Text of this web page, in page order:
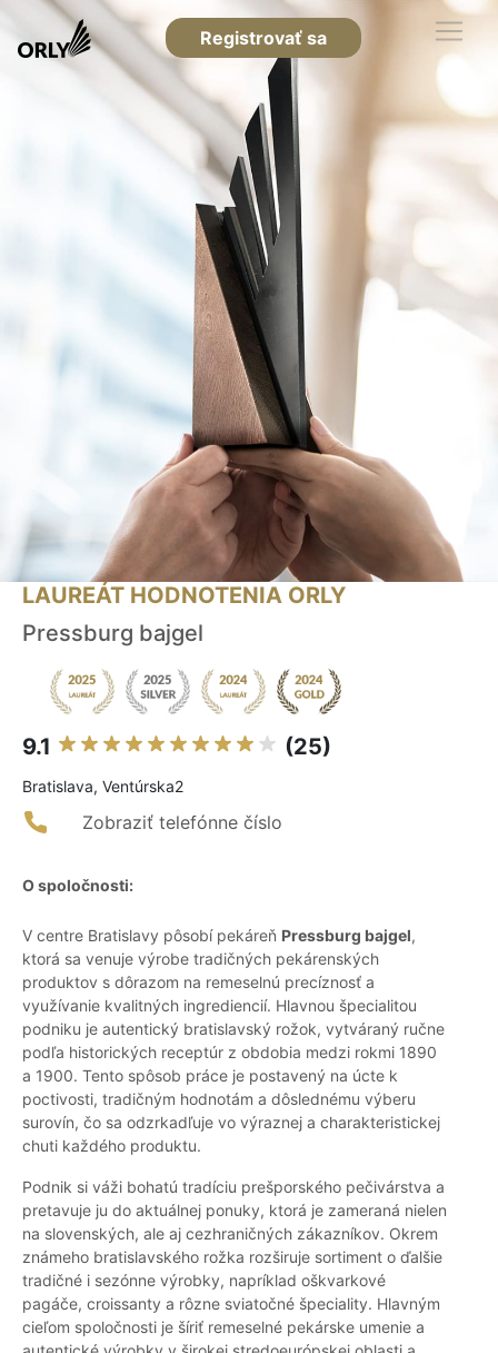
Registrovať sa
LAUREÁT HODNOTENIA ORLY
Pressburg bajgel
9.1 (25)
Bratislava, Ventúrska2
Zobraziť telefónne číslo
O spoločnosti:
V centre Bratislavy pôsobí pekáreň Pressburg bajgel,
ktorá sa venuje výrobe tradičných pekárenských
produktov s dôrazom na remeselnú precíznosť a
využívanie kvalitných ingrediencií. Hlavnou špecialitou
podniku je autentický bratislavský rožok, vytváraný ručne
podľa historických receptúr z obdobia medzi rokmi 1890
a 1900. Tento spôsob práce je postavený na úcte k
poctivosti, tradičným hodnotám a dôslednému výberu
surovín, čo sa odzrkadľuje vo výraznej a charakteristickej
chuti každého produktu.
Podnik si váži bohatú tradíciu prešporského pečivárstva a
pretavuje ju do aktuálnej ponuky, ktorá je zameraná nielen
na slovenských, ale aj cezhraničných zákazníkov. Okrem
známeho bratislavského rožka rozširuje sortiment o ďalšie
tradičné i sezónne výrobky, napríklad oškvarkové
pagáče, croissanty a rôzne sviatočné špeciality. Hlavným
cieľom spoločnosti je šíriť remeselné pekárske umenie a